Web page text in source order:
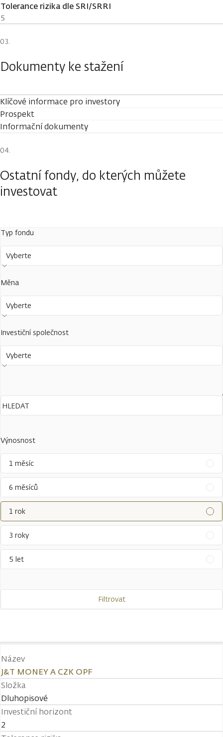
Tolerance rizika dle SRI/SRRI
5
Dokumenty ke stažení
Klíčové informace pro investory
Prospekt
Informační dokumenty
Ostatní fondy, do kterých můžete
investovat
Typ fondu
Vyberte
Měna
Vyberte
Investiční společnost
Vyberte
Výnosnost
1 měsíc
6 měsíců
1 rok
3 roky
5 let
Filtrovat
Název
J&T MONEY A CZK OPF
Složka
Dluhopisové
Investiční horizont
2